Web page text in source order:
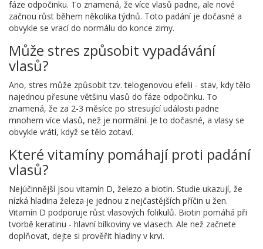
fáze odpočinku. To znamená, že více vlasů padne, ale nové
začnou růst během několika týdnů. Toto padání je dočasné a
obvykle se vrací do normálu do konce zimy.
Může stres způsobit vypadávání
vlasů?
Ano, stres může způsobit tzv. telogenovou efelii - stav, kdy tělo
najednou přesune většinu vlasů do fáze odpočinku. To
znamená, že za 2-3 měsíce po stresující události padne
mnohem více vlasů, než je normální. Je to dočasné, a vlasy se
obvykle vrátí, když se tělo zotaví.
Které vitamíny pomáhají proti padání
vlasů?
Nejúčinnější jsou vitamín D, železo a biotin. Studie ukazují, že
nízká hladina železa je jednou z nejčastějších příčin u žen.
Vitamín D podporuje růst vlasových folikulů. Biotin pomáhá při
tvorbě keratinu - hlavní bílkoviny ve vlasech. Ale než začnete
doplňovat, dejte si prověřit hladiny v krvi.